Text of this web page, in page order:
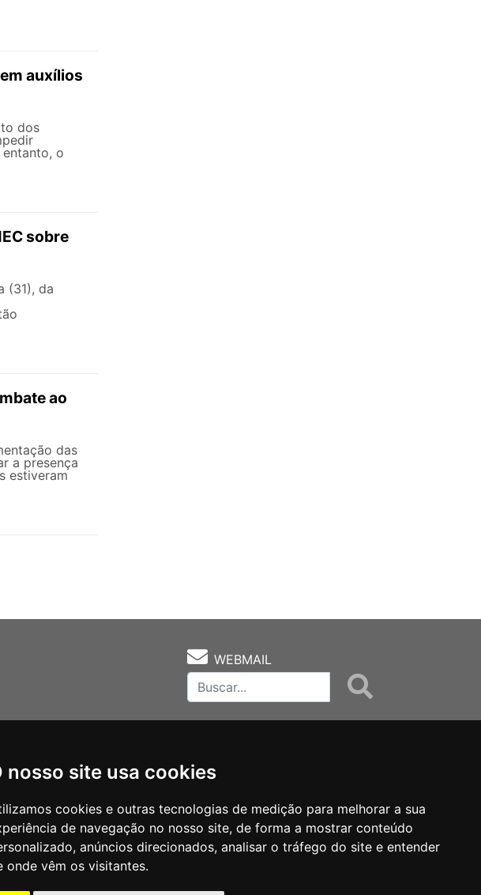
nosso site usa cookies
cookies e outras tecnologias de medição para melhorar a sua
de navegação no nosso site, de forma a mostrar conteúdo
anúncios direcionados, analisar o tráfego do site e entender
onde vêm os visitantes.
auxílios
dos
o
sobre
(31), da
ao
das
a presença
estiveram
WEBMAIL
Agenda Notícias Notas Técnicas Fale Conocsco